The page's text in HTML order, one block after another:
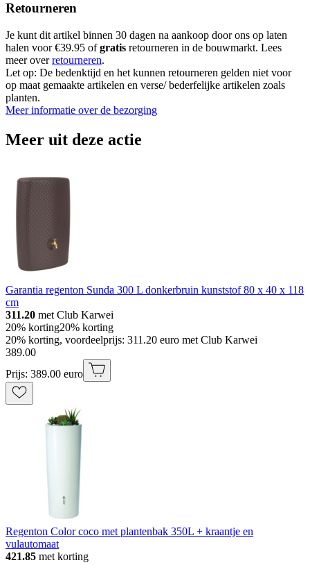
Retourneren
Je kunt dit artikel binnen 30 dagen na aankoop door ons op laten
halen voor €39.95 ofgratis retourneren in de bouwmarkt. Lees
meer overretourneren.
Let op: De bedenktijd en het kunnen retourneren gelden niet voor
op maat gemaakte artikelen en verse/ bederfelijke artikelen zoals
planten.
Meer informatie over de bezorging
Meer uit deze actie
Garantia regenton Sunda 300 L donkerbruin kunststof 80 x 40 x 118
cm
311.20 met Club Karwei
20% korting20% korting
20% korting, voordeelprijs: 311.20 euro met Club Karwei
389.00
Prijs: 389.00 euro
Regenton Color coco met plantenbak 350L + kraantje en
vulautomaat
421.85 met korting